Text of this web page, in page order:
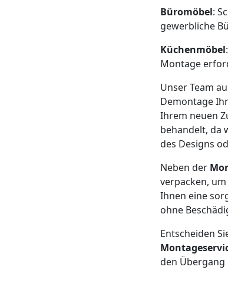
Büromöbel:
gewerbliche
Küchenmöbel
Montage
Unser Team
Demontage
Ihrem neuen
behandelt, da
des Designs
Neben der
verpacken,
Ihnen eine
ohne
Entscheiden
den Übergang